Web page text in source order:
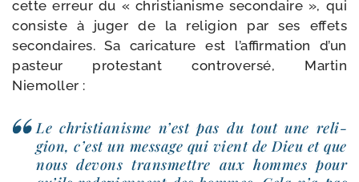
cette erreur du « chris­tia­nisme secon­daire », qui
consiste à juger de la reli­gion par ses effets
secon­daires. Sa cari­ca­ture est l’affirmation d’un
pas­teur pro­tes­tant contro­ver­sé, Martin
Niemoller :
Le chris­tia­nisme n’est pas du tout une reli­
gion, c’est un mes­sage qui vient de Dieu et que
nous devons trans­mettre aux hommes pour